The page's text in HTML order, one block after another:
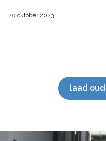
voornamelijk bezig
20 oktober 2023
laad